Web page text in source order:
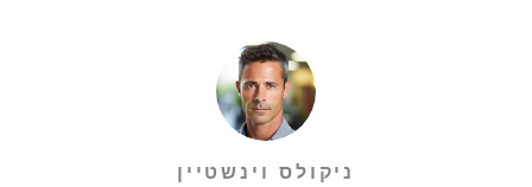
ניקולס וינשטיין